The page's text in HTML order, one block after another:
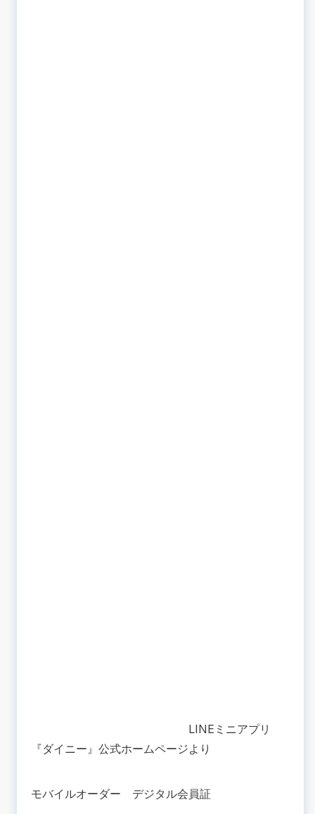
LINEミニアプリ
『ダイニー』公式ホームページより
モバイルオーダー デジタル会員証